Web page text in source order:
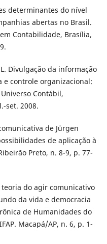
determinantes do nível
abertas no Brasil.
Contabilidade, Brasília,
L. Divulgação da informação
e controle organizacional:
Contábil,
set. 2008.
de Jürgen
de aplicação à
Preto, n. 8-9, p. 77-
teoria do agir comunicativo
da vida e democracia
de Humanidades do
Macapá/AP, n. 6, p. 1-